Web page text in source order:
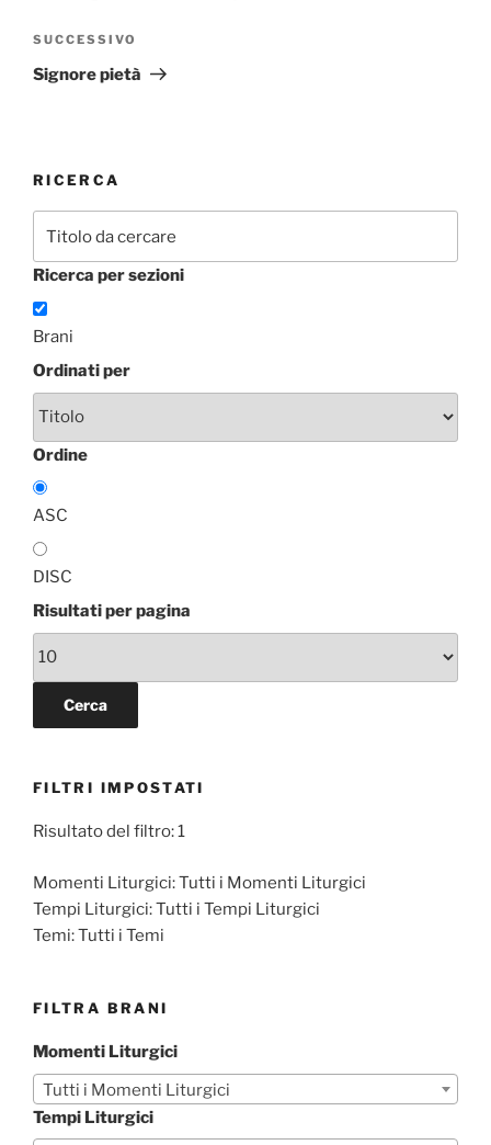
Articolo
successivo
SUCCESSIVO
Signore pietà
RICERCA
Ricerca per sezioni
Brani
Ordinati per
Ordine
ASC
DISC
Risultati per pagina
FILTRI IMPOSTATI
Risultato del filtro: 1
Momenti Liturgici:Tutti i Momenti Liturgici
Tempi Liturgici:Tutti i Tempi Liturgici
Temi:Tutti i Temi
FILTRA BRANI
Momenti Liturgici
Tutti i Momenti Liturgici
Tempi Liturgici